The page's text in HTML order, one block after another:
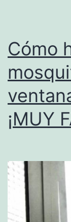
Cómo
¡MUY